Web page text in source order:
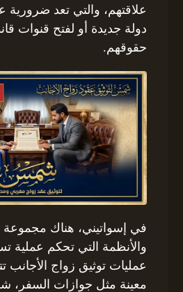
علاقتهم، والتي تعد ضرورية
دولة جديدة أو لفتح قنوات
حقوقهم.
في إسواتيني، هناك مجموعة
والأنظمة التي تحكم عملية
عمليات توثيق زواج
معينة مثل جوازات السفر،